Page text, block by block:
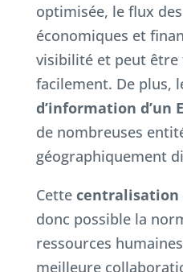
optimisée, le flux
économiques et
visibilité et peut être
facilement. De plus,
d’information d’un
de nombreuses
géographiquement
Cette centralisation
donc possible la
ressources
meilleure